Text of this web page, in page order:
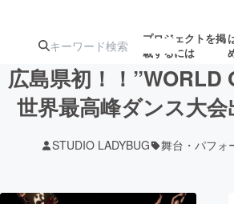
プロジェクトを掲
載するには
ジェクト
ターン
注目の新着プロ
ジェクト
ロジェ
広島県初！！”WORLD
世界最高峰ダンス大
STUDIO LADYBUG 舞台・パフォ